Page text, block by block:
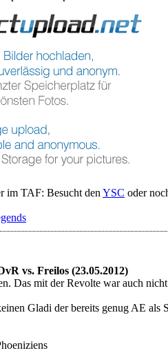
im TAF: Besucht den YSC oder
vs. Freilos (23.05.2012)
Das mit der Revolte war auch
Gladi der bereits genug AE als